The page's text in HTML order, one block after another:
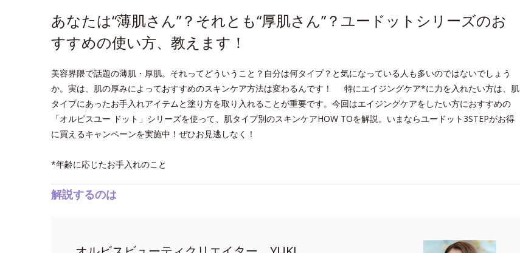
あなたは“薄肌さん”？それとも“厚肌さん”？ユードットシリーズのお
すすめの使い方、教えます！
美容界隈で話題の薄肌・厚肌。それってどういうこと？自分は何タイプ？と気になっている人も多いのではないでしょう
か。実は、肌の厚みによっておすすめのスキンケア方法は変わるんです！ 特にエイジングケア*に力を入れたい方は、肌
タイプにあったお手入れアイテムと塗り方を取り入れることが重要です。今回はエイジングケアをしたい方におすすめの
「オルビスユー ドット」シリーズを使って、肌タイプ別のスキンケアHOW TOを解説。いまならユードット3STEPがお得
に買えるキャンペーンを実施中！ぜひお見逃しなく！
*年齢に応じたお手入れのこと
解説するのは